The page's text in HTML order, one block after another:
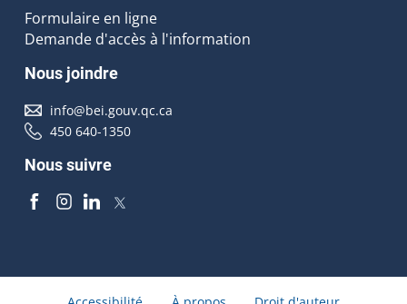
Formulaire en ligne
Demande d'accès à l'information
Nous joindre
info@bei.gouv.qc.ca
450 640-1350
Nous suivre